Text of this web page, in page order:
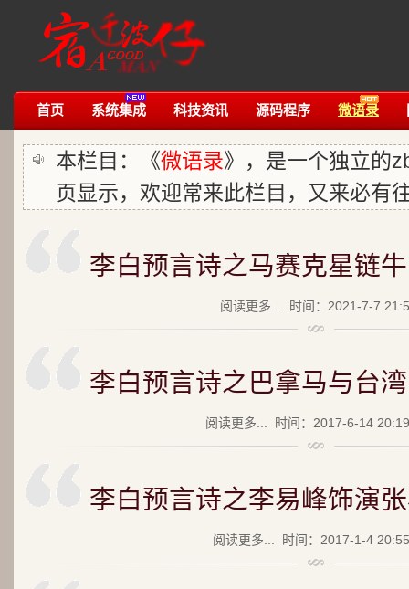
首页 系统集成 科技资讯 源码程序 微语录
本栏目：《微语录》，是一个独立的
页显示，欢迎常来此栏目，又来必有
李白预言诗之马赛克星链牛
阅读更多... 时间：2021-7-7
李白预言诗之巴拿马与台
阅读更多... 时间：2017-6-14
李白预言诗之李易峰饰演
阅读更多... 时间：2017-1-4